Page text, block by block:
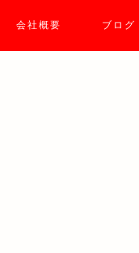
会社概要 ブログ